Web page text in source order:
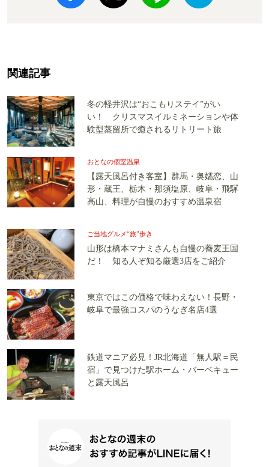
関連記事
冬の軽井沢は“おこもりステイ”がい
い！ クリスマスイルミネーションや体
験型蒸留所で癒されるリトリート旅
おとなの個室温泉
【露天風呂付き客室】群馬・奥嬬恋、山
形・蔵王、栃木・那須塩原、岐阜・飛驒
高山、料理が自慢のおすすめ温泉宿
ご当地グルメ“旅”歩き
山形は橋本マナミさんも自慢の蕎麦王国
だ！ 知る人ぞ知る厳選3店をご紹介
東京ではこの価格で味わえない！長野・
岐阜で最強コスパのうなぎ名店4選
鉄道マニア必見！JR北海道「無人駅＝民
宿」で見つけた駅ホーム・バーベキュー
と露天風呂